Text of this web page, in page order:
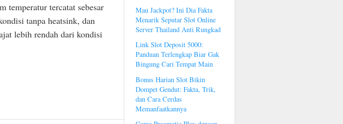
temperatur tercatat sebesar
tanpa heatsink, dan
lebih rendah dari kondisi
Mau Jackpot? Ini Dia Fakta
Menarik Seputar Slot Online
Server Thailand Anti Rungkad
Link Slot Deposit 5000:
Panduan Terlengkap Biar Gak
Bingung Cari Tempat Main
Bonus Harian Slot Bikin
Dompet Gendut: Fakta, Trik,
dan Cara Cerdas
Memanfaatkannya